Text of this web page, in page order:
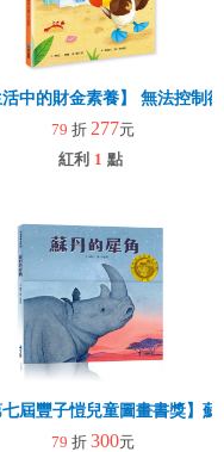
蹟：用30元變百萬富翁
活中的財金素養】 無法控制
79 折 277元
紅利 1 點
版)
七屆豐子愷兒童圖畫書獎】
79 折 300元